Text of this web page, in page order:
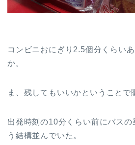
コンビニおにぎり2.5個分くらい
か。
ま、残してもいいかということで
出発時刻の10分くらい前にバスの
う結構並んでいた。